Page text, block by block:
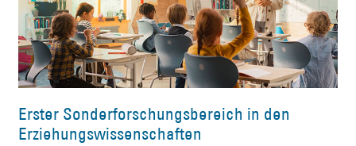
Erster Sonderforschungsbereich in den
Erziehungswissenschaften